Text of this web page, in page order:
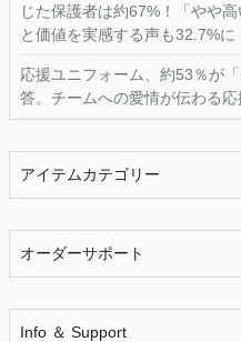
じた保護者は約67%！「やや
と価値を実感する声も32.7%に
応援ユニフォーム、約53％が
答。チームへの愛情が伝わる応
アイテムカテゴリー
オーダーサポート
Info ＆ Support